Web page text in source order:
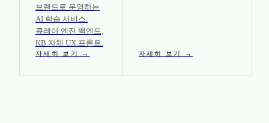
브랜드로 운영하는
AI 학습 서비스.
큐레아 엔진 백엔드,
KB 자체 UX 프론트.
자세히 보기 → 자세히 보기 →